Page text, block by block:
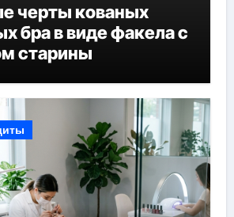
черты кованых
бра в виде факела с
старины